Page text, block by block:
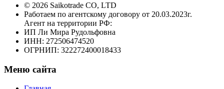
© 2026 Saikotrade CO, LTD
Работаем по агентскому договору от 20.03.2023г.
Агент на территории РФ:
ИП Ли Мира Рудольфовна
ИНН: 272506474520
ОГРНИП: 322272400018433
Меню сайта